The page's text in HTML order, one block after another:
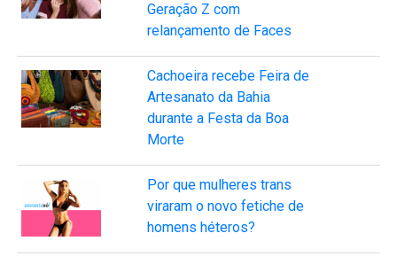
Geração Z com
relançamento de Faces
Cachoeira recebe Feira de
Artesanato da Bahia
durante a Festa da Boa
Morte
Por que mulheres trans
viraram o novo fetiche de
homens héteros?